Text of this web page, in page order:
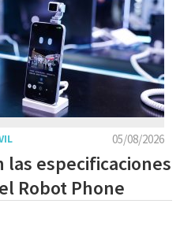
05/08/2026
las especificaciones
Robot Phone